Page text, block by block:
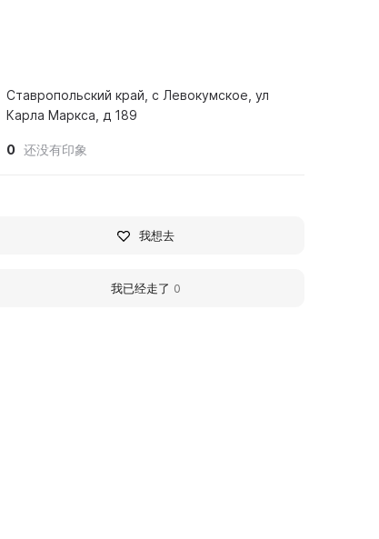
Ставропольский край, с Левокумское, ул
Карла Маркса, д 189
0 还没有印象
我想去
我已经走了 0